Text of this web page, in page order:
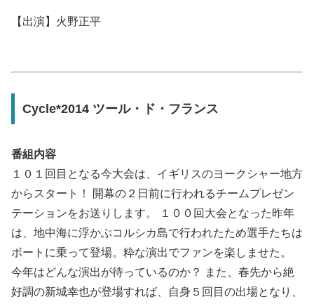
【出演】火野正平
Cycle*2014 ツール・ド・フランス
番組内容
１０１回目となる今大会は、イギリスのヨークシャー地方
からスタート！ 開幕の２日前に行われるチームプレゼン
テーションをお送りします。 １００回大会となった昨年
は、地中海に浮かぶコルシカ島で行われたため選手たちは
ボートに乗って登場。粋な演出でファンを楽しませた。
今年はどんな演出が待っているのか？ また、春先から絶
好調の新城幸也が登場すれば、自身５回目の出場となり、